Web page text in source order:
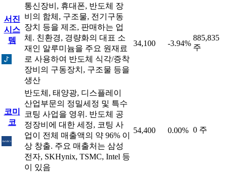
서진
시스
템
통신장비, 휴대폰, 반도체 장
비의 함체, 구조물, 전기구동
장치 등을 제조, 판매하는 업
체. 친환경, 경량화의 대표 소
재인 알루미늄을 주요 원재료
로 사용하여 반도체 식각/증착
장비의 구동장치, 구조물 등을
생산
34,100 -3.94%
885,835
주
코미
코
반도체, 태양광, 디스플레이
산업부문의 정밀세정 및 특수
코팅 사업을 영위. 반도체 공
정장비에 대한 세정, 코팅 사
업이 전체 매출액의 약 96% 이
상 창출. 주요 매출처는 삼성
전자, SKHynix, TSMC, Intel 등
이 있음
54,400 0.00% 0 주